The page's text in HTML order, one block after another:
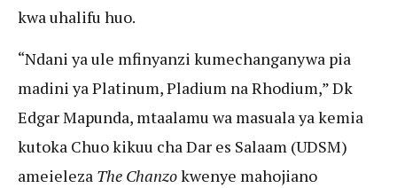
kwa uhalifu huo.
“Ndani ya ule mfinyanzi kumechanganywa pia
madini ya Platinum, Pladium na Rhodium,” Dk
Edgar Mapunda, mtaalamu wa masuala ya kemia
kutoka Chuo kikuu cha Dar es Salaam (UDSM)
ameieleza The Chanzokwenye mahojiano